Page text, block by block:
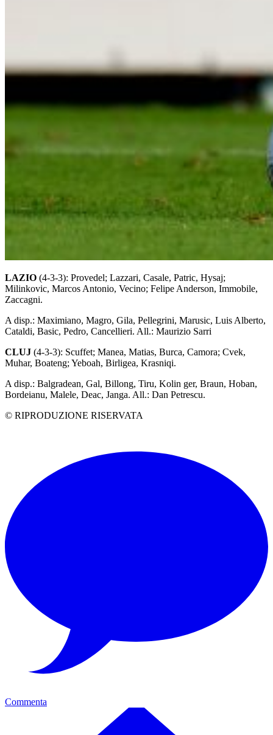
LAZIO (4-3-3): Provedel; Lazzari, Casale, Patric, Hysaj;
Milinkovic, Marcos Antonio, Vecino; Felipe Anderson, Immobile,
Zaccagni.
A disp.: Maximiano, Magro, Gila, Pellegrini, Marusic, Luis Alberto,
Cataldi, Basic, Pedro, Cancellieri. All.: Maurizio Sarri
CLUJ (4-3-3): Scuffet; Manea, Matias, Burca, Camora; Cvek,
Muhar, Boateng; Yeboah, Birligea, Krasniqi.
A disp.: Balgradean, Gal, Billong, Tiru, Kolin ger, Braun, Hoban,
Bordeianu, Malele, Deac, Janga. All.: Dan Petrescu.
© RIPRODUZIONE RISERVATA
Commenta